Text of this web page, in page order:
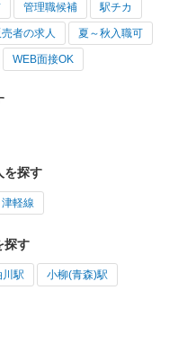
管理職候補 駅チカ
者の求人 夏～秋入職可
WEB面接OK
を探す
津軽線
探す
川駅 小柳(青森)駅